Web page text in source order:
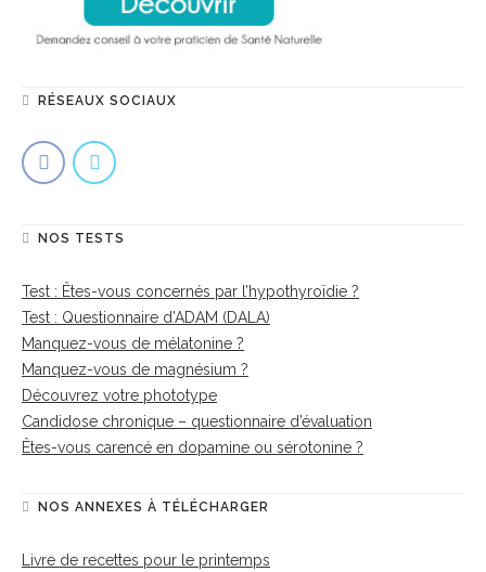
RÉSEAUX SOCIAUX
NOS TESTS
Test : Êtes-vous concernés par l’hypothyroïdie ?
Test : Questionnaire d’ADAM (DALA)
Manquez-vous de mélatonine ?
Manquez-vous de magnésium ?
Découvrez votre phototype
Candidose chronique – questionnaire d’évaluation
Êtes-vous carencé en dopamine ou sérotonine ?
NOS ANNEXES À TÉLÉCHARGER
Livre de recettes pour le printemps